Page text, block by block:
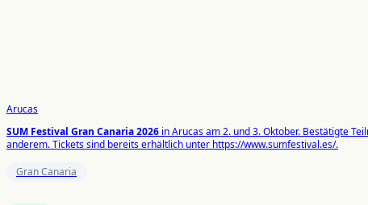
Arucas
SUM Festival Gran Canaria 2026 in Arucas am 2. und 3. Oktober. Bestätigte
anderem. Tickets sind bereits erhältlich unter https://www.sumfestival.es/.
Gran Canaria